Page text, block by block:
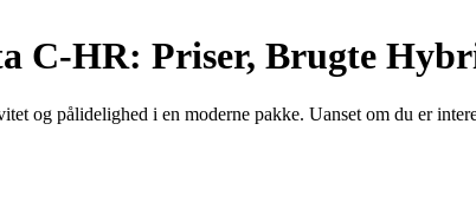
C-HR: Priser, Brugte
og pålidelighed i en moderne pakke. Uanset om du er